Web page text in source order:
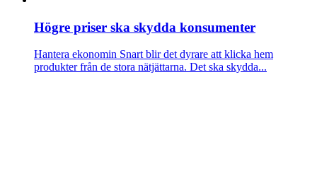
Högre priser ska skydda konsumenter
Hantera ekonomin Snart blir det dyrare att klicka hem
produkter från de stora nätjättarna. Det ska skydda...